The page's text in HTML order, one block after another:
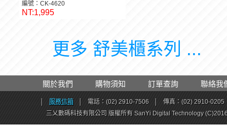
編號：CK-4620
NT:1,995
更多 舒美櫃系列 ...
關於我們 購物須知 訂單查詢 聯絡我
服務信箱 電話：(02) 2910-7506
傳真：(02) 2910-0205
三乂數碼科技有限公司 版權所有 SanYi Digital Technology